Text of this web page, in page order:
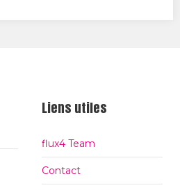
Liens utiles
flux4 Team
Contact